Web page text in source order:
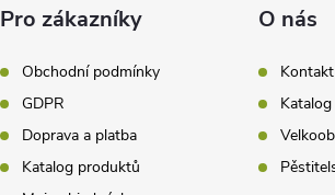
Pro zákazníky
Obchodní podmínky
GDPR
Doprava a platba
Katalog produktů
O nás
Kontakt